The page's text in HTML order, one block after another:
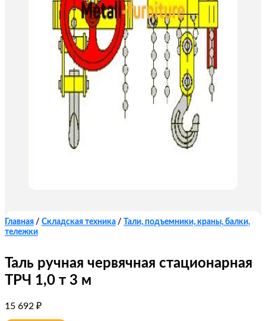
Главная / Складская техника /
Тали, подъемники, краны, балки,
тележки
Таль ручная червячная стационарная
ТРЧ 1,0 т 3 м
15 692 ₽